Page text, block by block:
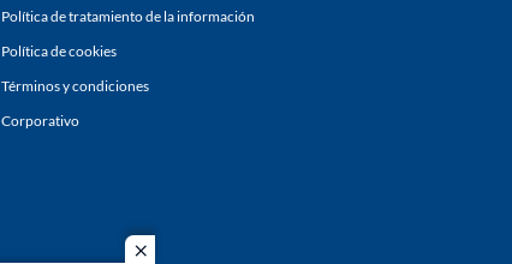
close
Política de tratamiento de la información
Política de cookies
Términos y condiciones
Corporativo